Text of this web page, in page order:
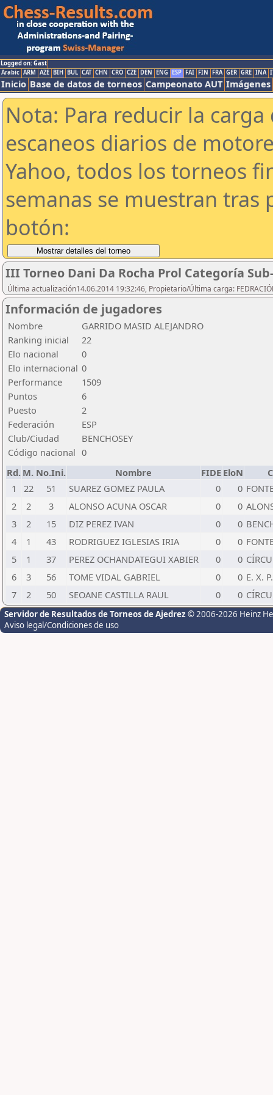
Logged on: Gast
Arabic ARM AZE BIH BUL CAT CHN CRO CZE DEN ENG ESP FAI FIN FRA GER GRE INA
Inicio Base de datos de torneos Campeonato AUT Imágenes
Nota: Para reducir la
escaneos diarios de
Yahoo, todos los torneos
semanas se muestran tras
botón:
III Torneo Dani Da Rocha Prol Categoría
Última actualización14.06.2014 19:32:46, Propietario/Última carga:
Información de jugadores
Nombre
GARRIDO MASID ALEJANDRO
Ranking inicial
22
Elo nacional
0
Elo internacional 0
Performance
1509
Puntos
6
Puesto
2
Federación
ESP
Club/Ciudad
BENCHOSEY
Código nacional 0
Rd. M. No.Ini. Nombre FIDE EloN
1
22 51 SUAREZ GOMEZ PAULA 0 0
2
2 3 ALONSO ACUNA OSCAR 0 0
3
2 15 DIZ PEREZ IVAN 0 0
4
1 43 RODRIGUEZ IGLESIAS IRIA 0 0
5
1 37 PEREZ OCHANDATEGUI XABIER 0 0
6
3 56 TOME VIDAL GABRIEL 0 0 E. X. P.
7
2 50 SEOANE CASTILLA RAUL 0 0
Servidor de Resultados de Torneos de Ajedrez © 2006-2026 Heinz
Aviso legal/Condiciones de uso